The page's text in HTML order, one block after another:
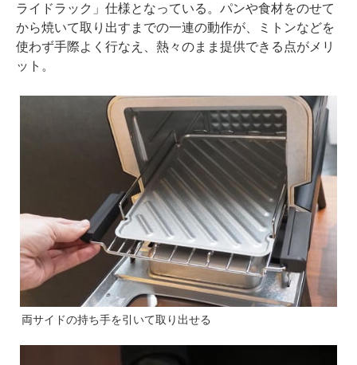
ライドラック」仕様となっている。パンや食材をのせて
から焼いて取り出すまでの一連の動作が、ミトンなどを
使わず手際よく行なえ、熱々のまま提供できる点がメリ
ット。
両サイドの持ち手を引いて取り出せる